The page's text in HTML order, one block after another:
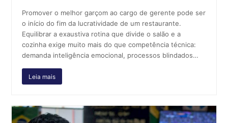
Promover o melhor garçom ao cargo de gerente pode ser
o início do fim da lucratividade de um restaurante.
Equilibrar a exaustiva rotina que divide o salão e a
cozinha exige muito mais do que competência técnica:
demanda inteligência emocional, processos blindados…
Leia mais